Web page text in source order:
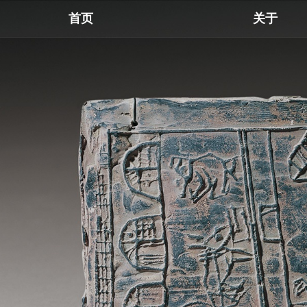
首页 关于